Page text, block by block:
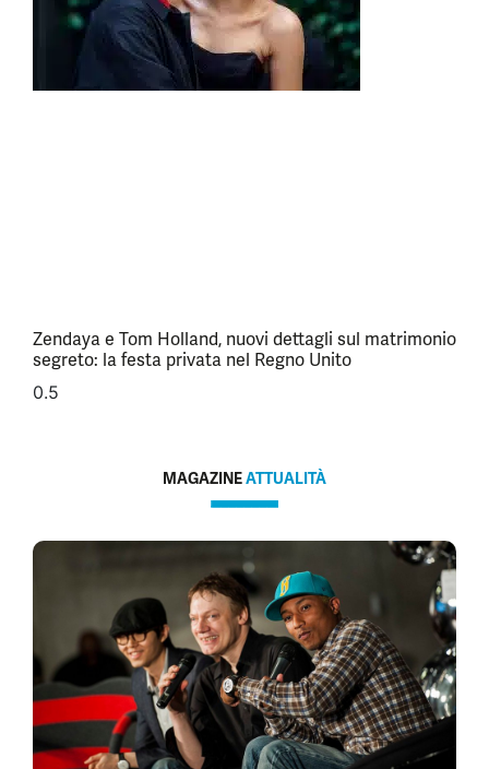
Zendaya e Tom Holland, nuovi dettagli sul matrimonio
segreto: la festa privata nel Regno Unito
MAGAZINEATTUALITÀ